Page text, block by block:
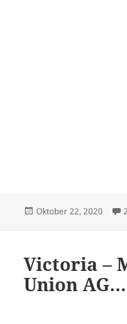
Veröffentlicht
Oktober 22, 2020
Victoria –
Union AG…